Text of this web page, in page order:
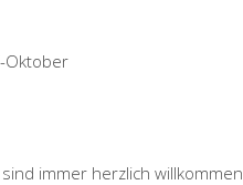
Oktober
immer herzlich